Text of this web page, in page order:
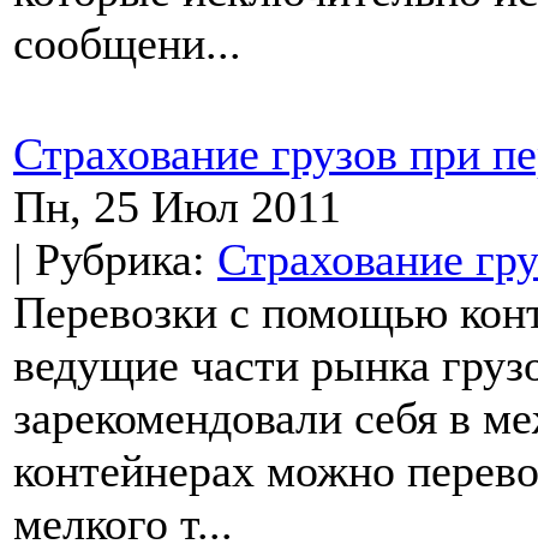
сообщени...
Страхование грузов при
Пн, 25 Июл 2011
| Рубрика: Страхование
Перевозки с помощью
ведущие части рынка
зарекомендовали себя в
контейнерах можно
мелкого т...